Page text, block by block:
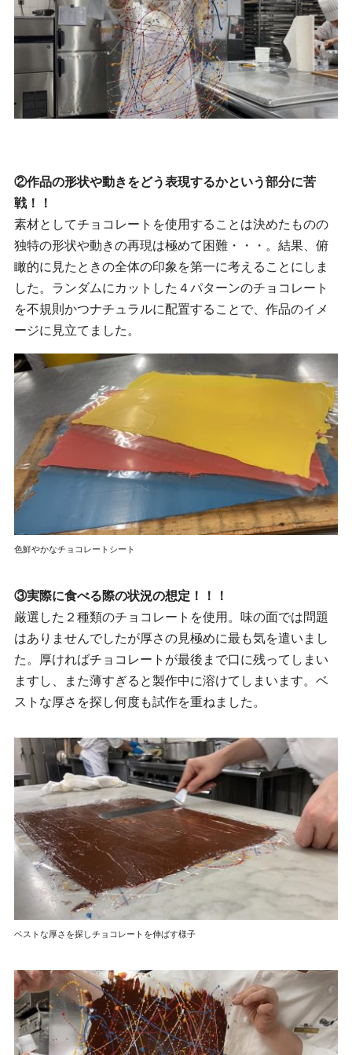
②作品の形状や動きをどう表現するかという部分に苦
戦！！
素材としてチョコレートを使用することは決めたものの
独特の形状や動きの再現は極めて困難・・・。結果、俯
瞰的に見たときの全体の印象を第一に考えることにしま
した。ランダムにカットした４パターンのチョコレート
を不規則かつナチュラルに配置することで、作品のイメ
ージに見立てました。
色鮮やかなチョコレートシート
③実際に食べる際の状況の想定！！！
厳選した２種類のチョコレートを使用。味の面では問題
はありませんでしたが厚さの見極めに最も気を遣いまし
た。厚ければチョコレートが最後まで口に残ってしまい
ますし、また薄すぎると製作中に溶けてしまいます。ベ
ストな厚さを探し何度も試作を重ねました。
ベストな厚さを探しチョコレートを伸ばす様子